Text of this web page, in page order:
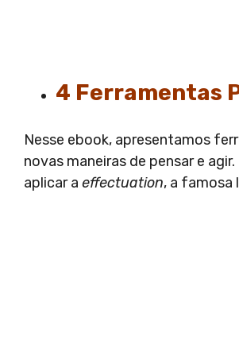
4 Ferramentas
Nesse ebook, apresentamos
novas maneiras de pensar e
aplicar a effectuation, a famosa